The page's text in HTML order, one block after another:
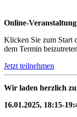
Online-Veranstaltung
Klicken Sie zum Start
dem Termin
Jetzt teilnehmen
Wir laden herzlich
16.01.2025, 18:15-